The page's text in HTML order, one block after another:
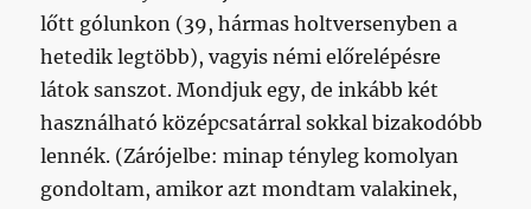
lőtt gólunkon (39, hármas holtversenyben a
hetedik legtöbb), vagyis némi előrelépésre
látok sanszot. Mondjuk egy, de inkább két
használható középcsatárral sokkal bizakodóbb
lennék. (Zárójelbe: minap tényleg komolyan
gondoltam, amikor azt mondtam valakinek,